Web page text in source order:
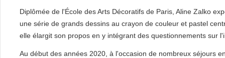
Diplômée de l'École des Arts Décoratifs de Paris, Aline Zalko
une série de grands dessins au crayon de couleur et pastel
elle élargit son propos en y intégrant des questionnements sur
Au début des années 2020, à l'occasion de nombreux séjours